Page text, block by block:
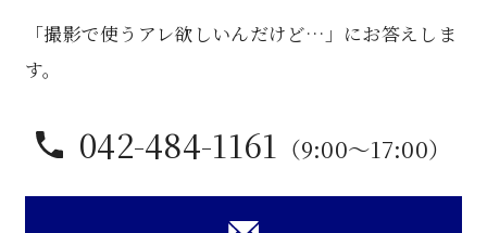
「撮影で使うアレ欲しいんだけど…」にお答えしま
す。
042-484-1161 （9:00〜17:00）